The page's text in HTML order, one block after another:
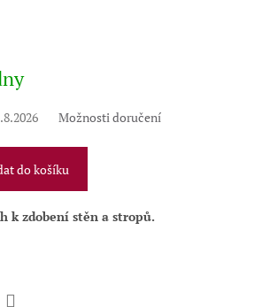
Možnosti doručení
do košíku
k zdobení stěn a stropů.